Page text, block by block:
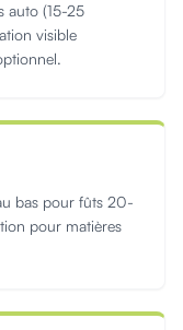
auto (15-25
visible
bas pour fûts 20-
pour matières